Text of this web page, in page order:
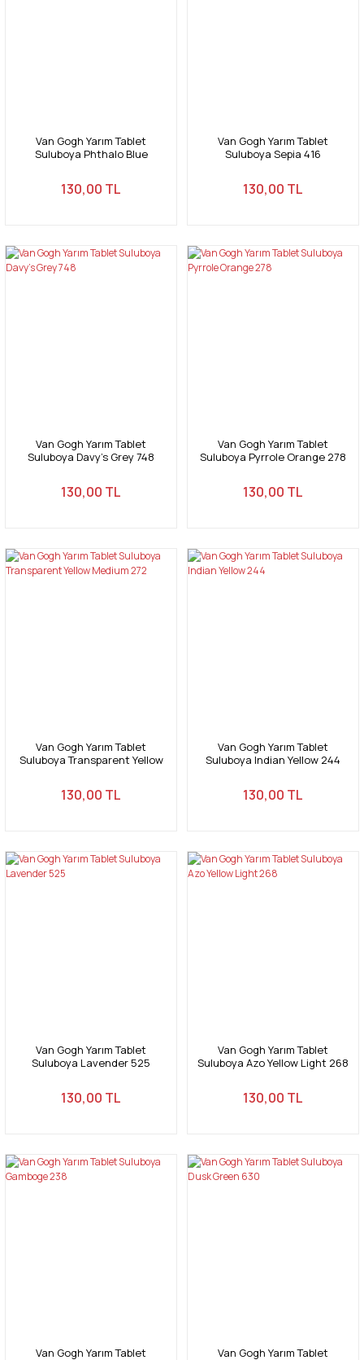
Van Gogh Yarım Tablet
Suluboya Phthalo Blue
130,00 TL
Van Gogh Yarım Tablet
Suluboya Sepia 416
130,00 TL
Van Gogh Yarım Tablet
Suluboya Davy's Grey 748
130,00 TL
Van Gogh Yarım Tablet
Suluboya Pyrrole Orange 278
130,00 TL
Van Gogh Yarım Tablet
Suluboya Transparent Yellow
130,00 TL
Van Gogh Yarım Tablet
Suluboya Indian Yellow 244
130,00 TL
Van Gogh Yarım Tablet
Suluboya Lavender 525
130,00 TL
Van Gogh Yarım Tablet
Suluboya Azo Yellow Light 268
130,00 TL
Van Gogh Yarım Tablet
Van Gogh Yarım Tablet